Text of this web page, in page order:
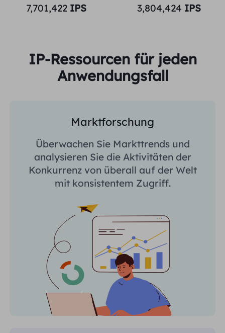
7,701,422 IPS 3,804,424 IPS
IP-Ressourcen für jeden
Anwendungsfall
Marktforschung
Überwachen Sie Markttrends und
analysieren Sie die Aktivitäten der
Konkurrenz von überall auf der Welt
mit konsistentem Zugriff.